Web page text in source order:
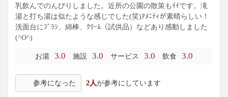
乳飲んでのんびりしました。近所の公園の散策もｲｲです。滝
湯と打ち湯は似たような感じでした(笑)ｱﾒﾆﾃｨが素晴らしい！
洗面台にﾌﾞﾗｼ、綿棒、ｸﾘｰﾑ（試供品）などあり感動しました
(^O^)
お湯 3.0 施設 3.0 サービス 3.0 飲食 3.0
参考になった 2人が参考にしています